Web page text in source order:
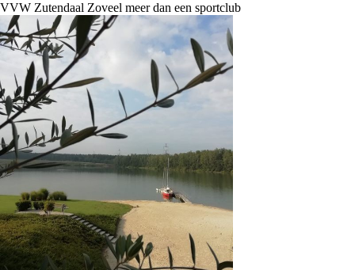
VVW Zutendaal Zoveel meer dan een sportclub